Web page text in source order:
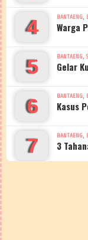
4 BANTAENG,
Warga
5 BANTAENG,
Gelar
6 BANTAENG,
Kasus
7 BANTAENG,
3